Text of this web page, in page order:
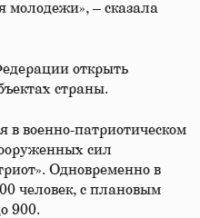
молодежи», – сказала
открыть
страны.
в военно-патриотическом
сил
Одновременно в
человек, с плановым
900.